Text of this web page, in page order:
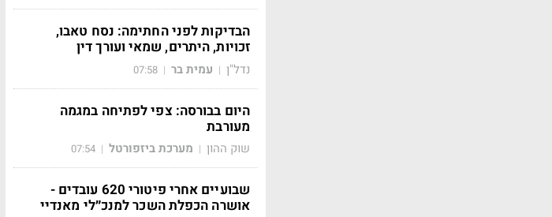
הבדיקות לפני החתימה: נסח טאבו,
זכויות, היתרים, שמאי ועורך דין
נדל"ן | עמית בר |
07:58
היום בבורסה: צפי לפתיחה במגמה
מעורבת
שוק ההון | מערכת ביזפורטל |
07:54
שבועיים אחרי פיטורי 620 עובדים -
אושרה הכפלת השכר למנכ״לי מאנדיי